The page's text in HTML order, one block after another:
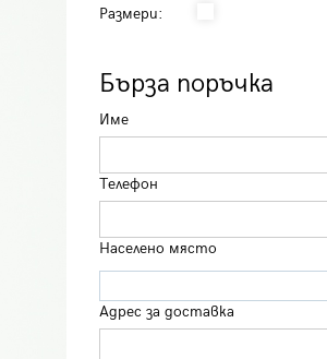
Размери:
Бърза поръчка
Име
Телефон
Населено място
Адрес за доставка